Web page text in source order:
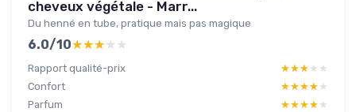
cheveux végétale - Marr...
Du henné en tube, pratique mais pas magique
6.0/10★★★★★
★★★★★
Rapport qualité-prix ★★★★★
★★★★★
Confort
★★★★★
★★★★★
Parfum
★★★★★
★★★★★